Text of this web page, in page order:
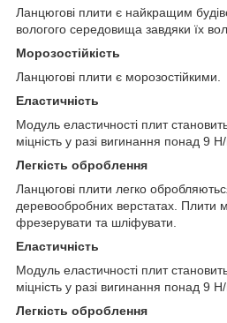
Ланцюгові плити є найкращим
вологого середовища завдяки їх
Морозостійкість
Ланцюгові плити є морозостійкими.
Еластичність
Модуль еластичності плит
міцність у разі вигинання понад 9
Легкість оброблення
Ланцюгові плити легко
деревообробних верстатах. Плити
фрезерувати та шліфувати.
Еластичність
Модуль еластичності плит
міцність у разі вигинання понад 9
Легкість оброблення